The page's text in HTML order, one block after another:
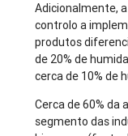
Adicionalmente,
controlo a
produtos
de 20% de
cerca de 10% de
Cerca de 60% da
segmento das